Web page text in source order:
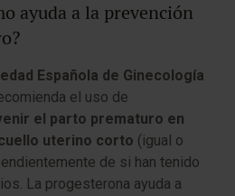
ayuda a la prevención
Española de Ginecología
el uso de
el parto prematuro en
uterino corto (igual o
de si han tenido
La progesterona ayuda a